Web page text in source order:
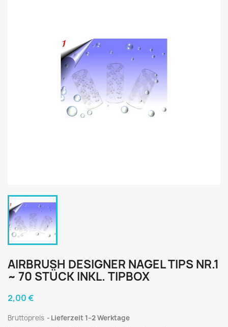
AIRBRUSH DESIGNER NAGEL TIPS NR.1
~ 70 STÜCK INKL. TIPBOX
2,00 €
Bruttopreis Lieferzeit 1–2 Werktage